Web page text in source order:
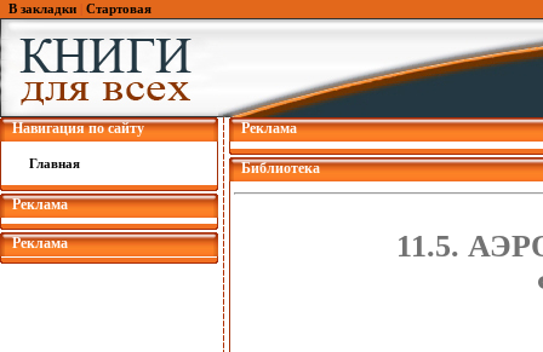
В закладки Стартовая
Навигация по сайту
Главная
Реклама
Реклама
Реклама
Библиотека
11.5.